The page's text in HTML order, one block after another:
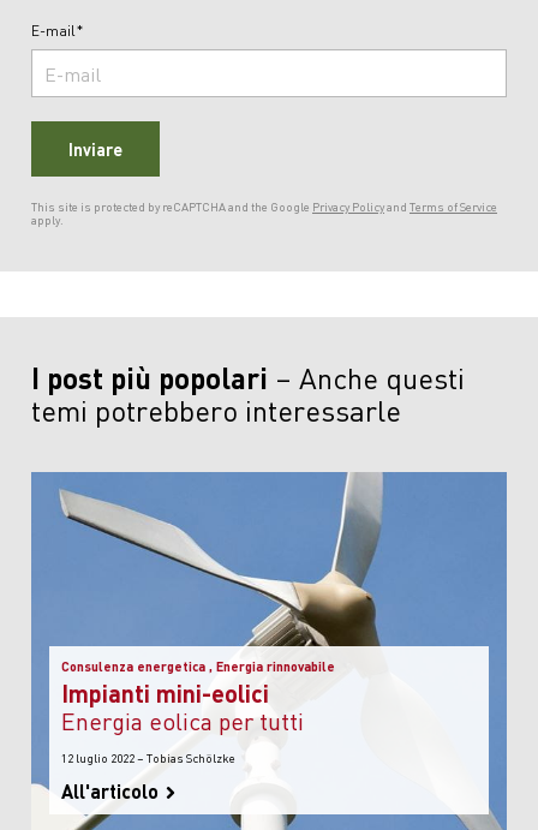
E-mail*
Inviare
This site is protected by reCAPTCHA and the Google Privacy Policyand Terms of Service
apply.
I post più popolari Anche questi
temi potrebbero interessarle
Consulenza energetica , Energia rinnovabile
Impianti mini-eolici
energia eolica per tutti
12 luglio 2022 – Tobias Schölzke
All'articolo